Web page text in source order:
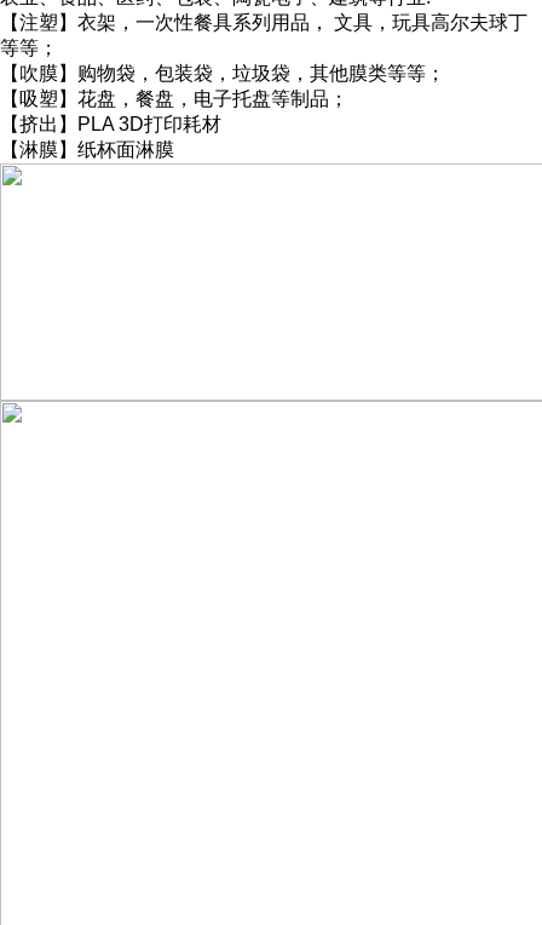
【注塑】衣架，一次性餐具系列用品， 文具，玩具高尔夫球丁
等等；
【吹膜】购物袋，包装袋，垃圾袋，其他膜类等等；
【吸塑】花盘，餐盘，电子托盘等制品；
【挤出】PLA 3D打印耗材
【淋膜】纸杯面淋膜